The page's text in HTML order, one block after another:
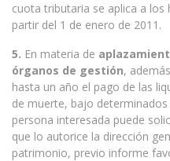
cuota tributaria se aplica a los
partir del 1 de enero de 2011.
5. En materia de
órganos de gestión,
hasta un año el pago de las
de muerte, bajo
persona interesada puede
que lo autorice la dirección
patrimonio, previo informe